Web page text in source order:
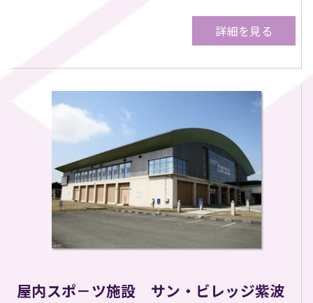
詳細を見る
屋内スポ－ツ施設 サン・ビレッジ紫波